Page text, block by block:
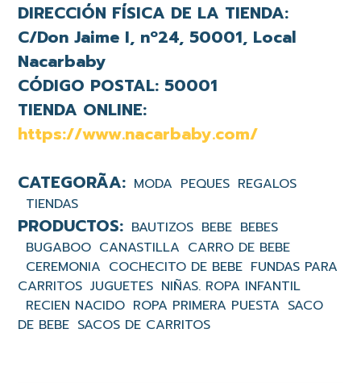
DIRECCIÓN FÍSICA DE LA TIENDA:
C/Don Jaime I, nº24, 50001, Local
Nacarbaby
CÓDIGO POSTAL: 50001
TIENDA ONLINE:
https://www.nacarbaby.com/
MODA PEQUES REGALOS
TIENDAS
BAUTIZOS BEBE BEBES
BUGABOO CANASTILLA CARRO DE BEBE
CEREMONIA COCHECITO DE BEBE FUNDAS PARA
CARRITOS JUGUETES NIÑAS. ROPA INFANTIL
RECIEN NACIDO ROPA PRIMERA PUESTA SACO
DE BEBE SACOS DE CARRITOS